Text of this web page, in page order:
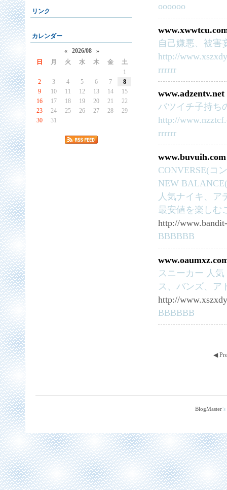
oooooo
自己嫌悪、被害
http://
rrrrrr
www.adzentv.net
バツイチ子持ち
http://
rrrrrr
www.buvuih.com
CONVERSE(コ
NEW
人気ナイキ、ア
最安値を楽しむ
http://
BBBBBB
スニーカー 人
ス、バンズ、ア
http://
BBBBBB
◀
リンク
カレンダー
« 2026/08
»
日
月 火 水 木 金
土
1
2
3 4 5 6 7
8
9
10 11 12 13 14
15
16
17 18 19 20 21
22
23
24 25 26 27 28
29
30
31
BlogMaster